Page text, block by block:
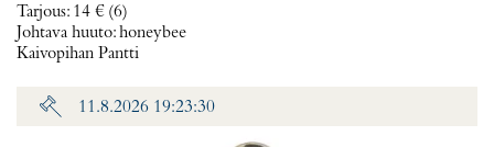
Tarjous: 14 € (6)
Johtava huuto:honeybee
Kaivopihan Pantti
11.8.2026 19:23:30